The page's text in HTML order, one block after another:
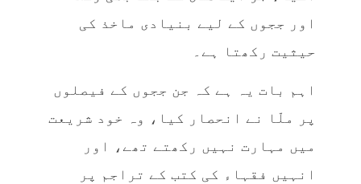
اور ججوں کے لیے بنیادی ماخذ کی
حیثیت رکھتا ہے۔
اہم بات یہ ہے کہ جن ججوں کے فیصلوں
پر ملّا نے انحصار کیا، وہ خود شریعت
میں مہارت نہیں رکھتے تھے، اور
انہیں فقہاء کی کتب کے تراجم پر